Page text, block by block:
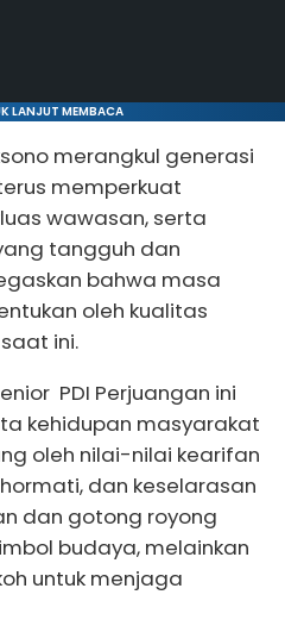
LANJUT MEMBACA
merangkul generasi
memperkuat
wawasan, serta
tangguh dan
bahwa masa
oleh kualitas
ini.
PDI Perjuangan ini
kehidupan masyarakat
oleh nilai-nilai kearifan
dan keselarasan
dan gotong royong
budaya, melainkan
untuk menjaga